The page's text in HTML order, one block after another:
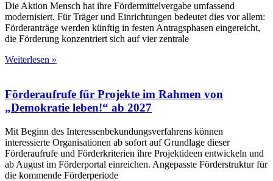
Die Aktion Mensch hat ihre Fördermittelvergabe umfassend
modernisiert. Für Träger und Einrichtungen bedeutet dies vor allem:
Förderanträge werden künftig in festen Antragsphasen eingereicht,
die Förderung konzentriert sich auf vier zentrale
Weiterlesen »
Förderaufrufe für Projekte im Rahmen von
„Demokratie leben!“ ab 2027
Mit Beginn des Interessenbekundungsverfahrens können
interessierte Organisationen ab sofort auf Grundlage dieser
Förderaufrufe und Förderkriterien ihre Projektideen entwickeln und
ab August im Förderportal einreichen. Angepasste Förderstruktur für
die kommende Förderperiode